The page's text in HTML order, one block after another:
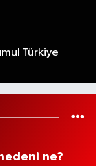
Türkiye
ne?